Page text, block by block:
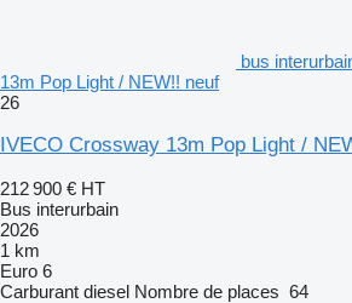
bus
13m Pop Light / NEW!! neuf
26
IVECO Crossway 13m Pop Light /
212 900 € HT
Bus interurbain
2026
1 km
Euro 6
Carburant diesel Nombre de places 64